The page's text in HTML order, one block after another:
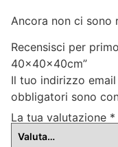
Ancora non ci sono
Recensisci per
40x40x40cm”
Il tuo indirizzo
obbligatori sono
La tua valutazione *